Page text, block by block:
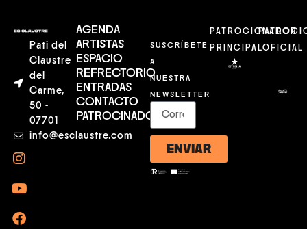
Pati del
Claustre
del
Carme,
50 -
07701
info@esclaustre.com
AGENDA
ARTISTAS
ESPACIO
REFRECTORIO
ENTRADAS
CONTACTO
PATROCINADORES
SUSCRÍBETE
A
NUESTRA
NEWSLETTER
ENVIAR
PATROCIONADOR
PRINCIPALOFICIAL